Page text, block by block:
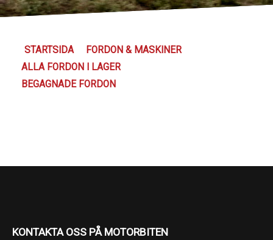
Sprängskisser
STARTSIDA
FORDON & MASKINER
ALLA FORDON I LAGER
BEGAGNADE FORDON
KONTAKTA OSS PÅ MOTORBITEN